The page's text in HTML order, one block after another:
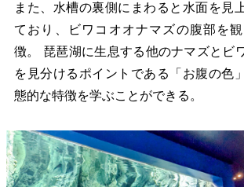
また、水槽の裏側にまわると水面を見
ており、ビワコオオナマズの腹部を
徴。 琵琶湖に生息する他のナマズとビ
を見分けるポイントである「お腹の色
態的な特徴を学ぶことができる。